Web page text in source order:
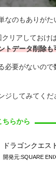
なのもありがた
リアしておけ
トデータ削除も
必要がないので
ジしてみてくだ
ちらから
ドラゴンクエス
開発元:SQUARE